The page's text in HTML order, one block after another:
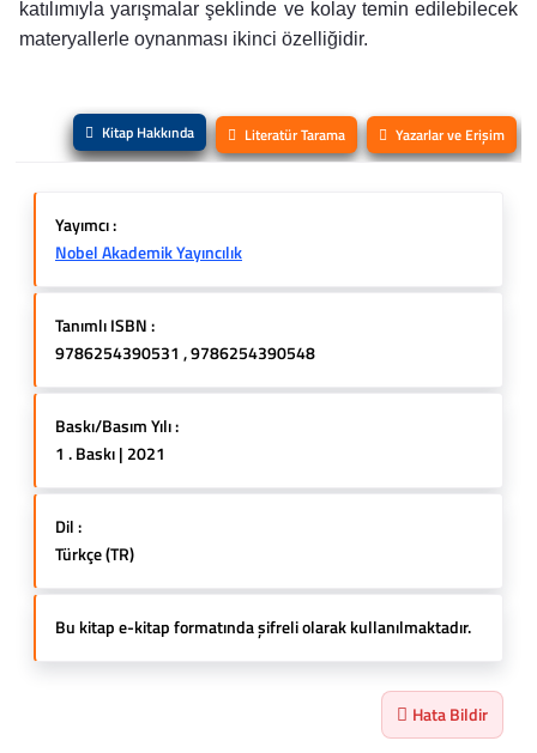
katılımıyla yarışmalar şeklinde ve kolay temin edilebilecek
materyallerle oynanması ikinci özelliğidir.
Kitap Hakkında Literatür Tarama Yazarlar ve Erişim
Yayımcı :
Nobel Akademik Yayıncılık
Tanımlı ISBN :
9786254390531 , 9786254390548
Baskı/Basım Yılı :
1 . Baskı | 2021
Dil :
Türkçe (TR)
Bu kitap e-kitap formatında şifreli olarak kullanılmaktadır.
Hata Bildir